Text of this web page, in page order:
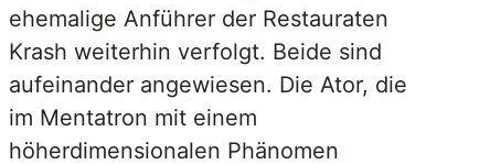
ehemalige Anführer der Restauraten
Krash weiterhin verfolgt. Beide sind
aufeinander angewiesen. Die Ator, die
im Mentatron mit einem
höherdimensionalen Phänomen